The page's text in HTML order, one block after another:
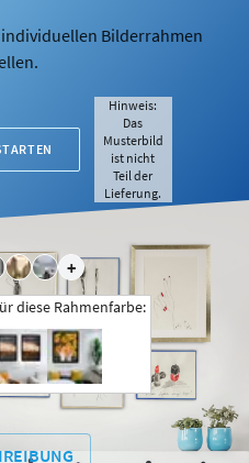
Bilderrahmen
+
Hinweis:
Das
Musterbild
ist nicht
Teil der
Lieferung.
diese Rahmenfarbe: